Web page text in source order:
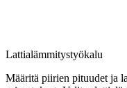
Lattialämmitystyökalu
Määritä piirien pituudet ja